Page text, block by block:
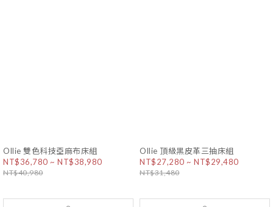
Ollie 雙色科技亞麻布床組
NT$36,780 ~ NT$38,980
NT$40,980
Ollie 頂級黑皮革三抽床組
NT$27,280 ~ NT$29,480
NT$31,480